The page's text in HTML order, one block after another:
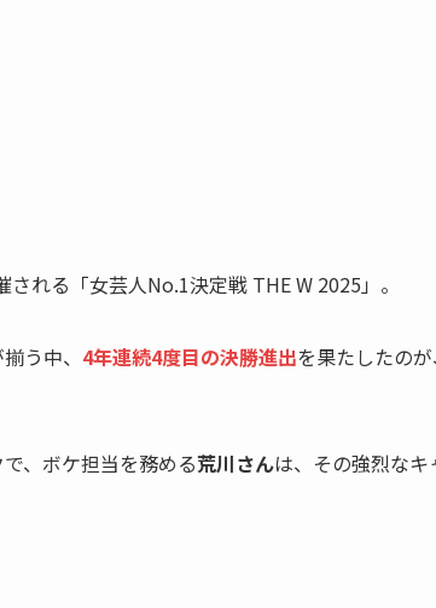
れる「女芸人No.1決定戦 THE W 2025」。
う中、 4年連続4度目の決勝進出を果たしたの
、ボケ担当を務める荒川さんは、その強烈なキ